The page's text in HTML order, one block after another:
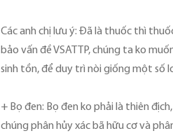
Các anh chị lưu ý: Đã là thuốc thì
bảo vấn đề VSATTP, chúng ta ko
sinh tồn, để duy trì nòi giống một số
+ Bọ đen: Bọ đen ko phải là thiên
chúng phân hủy xác bã hữu cơ và